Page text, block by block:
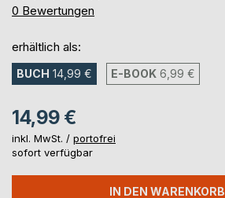
0%
0 Bewertungen
erhältlich als:
BUCH 14,99 € E-BOOK 6,99 €
14,99 €
inkl. MwSt. / portofrei
sofort verfügbar
IN DEN WARENKORB